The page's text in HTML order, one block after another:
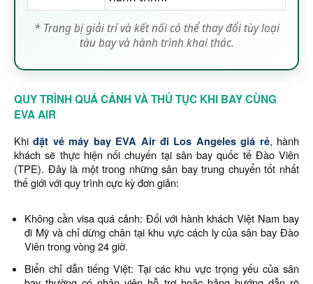
* Trang bị giải trí và kết nối có thể thay đổi tùy loại
tàu bay và hành trình khai thác.
QUY TRÌNH QUÁ CẢNH VÀ THỦ TỤC KHI BAY CÙNG
EVA AIR
Khiđặt vé máy bay EVA Air đi Los Angeles giá rẻ, hành
khách sẽ thực hiện nối chuyến tại sân bay quốc tế Đào Viên
(TPE). Đây là một trong những sân bay trung chuyển tốt nhất
thế giới với quy trình cực kỳ đơn giản:
Không cần visa quá cảnh: Đối với hành khách Việt Nam bay
đi Mỹ và chỉ dừng chân tại khu vực cách ly của sân bay Đào
Viên trong vòng 24 giờ.
Biển chỉ dẫn tiếng Việt: Tại các khu vực trọng yếu của sân